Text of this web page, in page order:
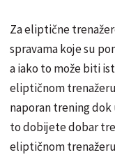
Za eliptične
spravama koje su
a iako to može biti
eliptičnom
naporan trening
to dobijete dobar
eliptičnom